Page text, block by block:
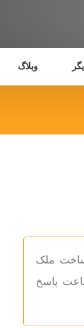
وبلاگ
ساخت ملک
خود را از طریق این فرم ثبت نمایید. معمولا کمتر از 24 ساعت پاسخ